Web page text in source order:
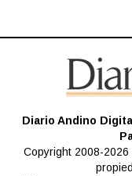
Diario Andino
Copyright 2008-